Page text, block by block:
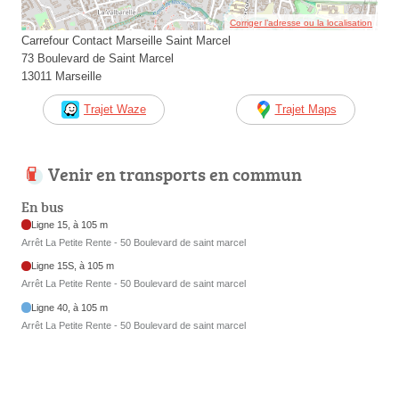
Corriger l’adresse ou la localisation
Carrefour Contact Marseille Saint Marcel
73 Boulevard de Saint Marcel
13011 Marseille
Trajet Waze Trajet Maps
Venir en transports en commun
En bus
Ligne 15, à 105 m
Arrêt La Petite Rente - 50 Boulevard de saint marcel
Ligne 15S, à 105 m
Arrêt La Petite Rente - 50 Boulevard de saint marcel
Ligne 40, à 105 m
Arrêt La Petite Rente - 50 Boulevard de saint marcel